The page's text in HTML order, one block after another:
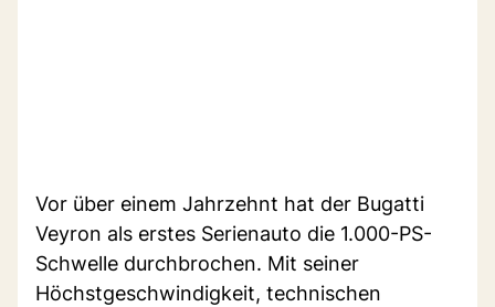
Vor über einem Jahrzehnt hat der Bugatti
Veyron als erstes Serienauto die 1.000-PS-
Schwelle durchbrochen. Mit seiner
Höchstgeschwindigkeit, technischen